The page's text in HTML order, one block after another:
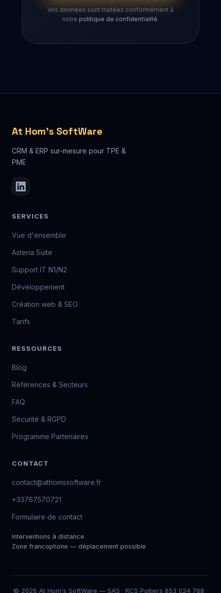
Vos données sont traitées conformément à
notre politique de confidentialité.
At Hom's SoftWare
CRM & ERP sur-mesure pour TPE &
PME
SERVICES
Vue d'ensemble
Asteria Suite
Support IT N1/N2
Développement
Création web & SEO
Tarifs
RESSOURCES
Blog
Références & Secteurs
FAQ
Sécurité & RGPD
Programme Partenaires
CONTACT
contact@athomssoftware.fr
+33767570721
Formulaire de contact
Interventions à distance
Zone francophone — déplacement possible
© 2026 At Hom's SoftWare — SAS · RCS Poitiers 853 024 768 ·